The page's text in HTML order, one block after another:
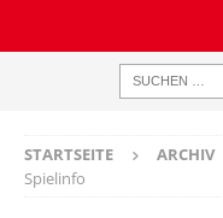
STARTSEITE ARCHIV
Spielinfo